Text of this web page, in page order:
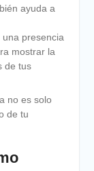
ayuda a
una presencia
mostrar la
de tus
no es solo
de tu